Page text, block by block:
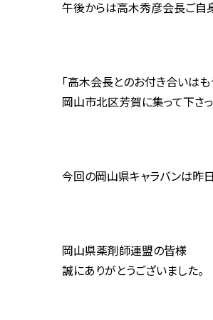
午後からは高木秀彦会長ご自
「高木会長とのお付き合いは
岡山市北区芳賀に集って下さ
今回の岡山県キャラバンは昨
岡山県薬剤師連盟の皆様
誠にありがとうございました。